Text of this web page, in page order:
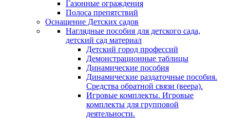
Газонные ограждения
Полоса препятствий
Оснащение Детских садов
Наглядные пособия для детского сада,
детский сад материал
Детский город профессий
Демонстрационные таблицы
Динамические пособия
Динамические раздаточные пособия.
Средства обратной связи (веера).
Игровые комплекты. Игровые
комплекты для групповой
деятельности.